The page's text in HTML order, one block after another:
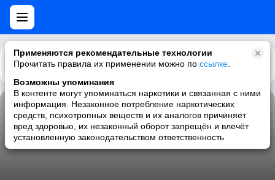
Применяются рекомендательные технологии
Прочитать правила их применении можно по ссылке
Возможны упоминания
В контенте могут упоминаться наркотики и связанная с ними
информация. Незаконное потребление наркотических
средств, психотропных веществ и их аналогов причиняет
вред здоровью, их незаконный оборот запрещён и влечёт
установленную законодательством ответственность
Каталог Рекомендации
I Will
Sowelu